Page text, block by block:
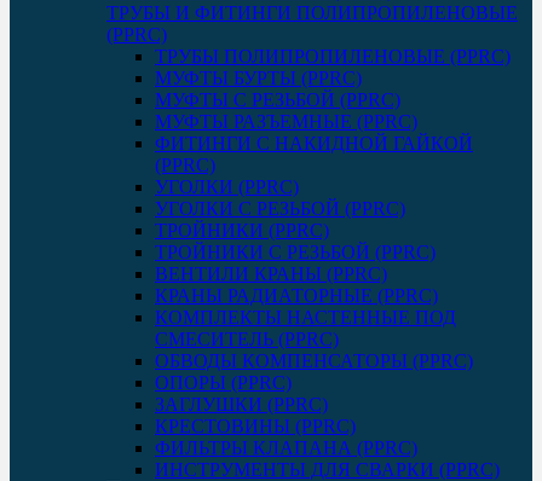
ТРУБЫ И ФИТИНГИ ПОЛИПРОПИЛЕНОВЫЕ
(PPRC)
ТРУБЫ ПОЛИПРОПИЛЕНОВЫЕ (PPRC)
МУФТЫ БУРТЫ (PPRC)
МУФТЫ C РЕЗЬБОЙ (PPRC)
МУФТЫ РАЗЪЕМНЫЕ (PPRC)
ФИТИНГИ С НАКИДНОЙ ГАЙКОЙ
(PPRC)
УГОЛКИ (PPRC)
УГОЛКИ С РЕЗЬБОЙ (PPRC)
ТРОЙНИКИ (PPRC)
ТРОЙНИКИ С РЕЗЬБОЙ (PPRC)
ВЕНТИЛИ КРАНЫ (PPRC)
КРАНЫ РАДИАТОРНЫЕ (PPRC)
КОМПЛЕКТЫ НАСТЕННЫЕ ПОД
СМЕСИТЕЛЬ (PPRC)
ОБВОДЫ КОМПЕНСАТОРЫ (PPRC)
ОПОРЫ (PPRC)
ЗАГЛУШКИ (PPRC)
КРЕСТОВИНЫ (PPRC)
ФИЛЬТРЫ КЛАПАНА (PPRC)
ИНСТРУМЕНТЫ ДЛЯ СВАРКИ (PPRC)